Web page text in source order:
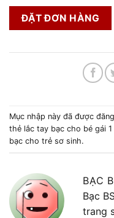
Mục nhập này đã được
thẻ lắc tay bạc cho bé gái
bạc cho trẻ sơ sinh.
BẠC
Bạc
trang